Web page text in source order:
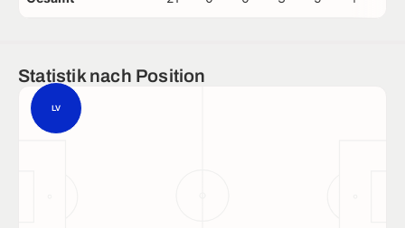
Statistik nach Position
LV